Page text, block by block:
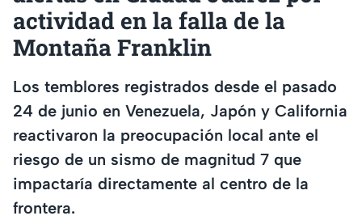
actividad en la falla de la
Montaña Franklin
Los temblores registrados desde el pasado
24 de junio en Venezuela, Japón y California
reactivaron la preocupación local ante el
riesgo de un sismo de magnitud 7 que
impactaría directamente al centro de la
frontera.